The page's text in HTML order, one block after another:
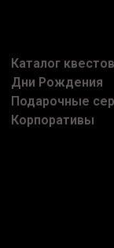
Каталог квестов
Дни Рождения
Подарочные
Корпоративы